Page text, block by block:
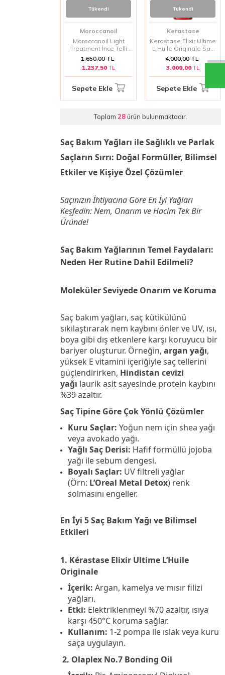
Tükendi
Moroccanoil
Moroccanoil Light
Treatment İnce Telli
veya Sarı Saçlar için
Hafif Bakım Yağı 50 ml
1.650,00TL
1.237,50TL
Sepete Ekle
Tükendi
Kerastase
Kerastase Elixir Ultime
L Huile Originale Saç
Bakım Yağı 100 Ml
4.000,00TL
3.000,00TL
Sepete Ekle
Toplam 28ürün bulunmaktadır.
Saç Bakım Yağları ile Sağlıklı ve Parlak
Saçların Sırrı: Doğal Formüller, Bilimsel
Etkiler ve Kişiye Özel Çözümler
Saçınızın İhtiyacına Göre En İyi Yağları
Keşfedin: Nem, Onarım ve Hacim Tek Bir
Üründe!
Saç Bakım Yağlarının Temel Faydaları:
Neden Her Rutine Dahil Edilmeli?
Moleküler Seviyede Onarım ve Koruma
Saç bakım yağları, saç kütikülünü
sıkılaştırarak nem kaybını önler ve UV, ısı,
boya gibi dış etkenlere karşı koruyucu bir
bariyer oluşturur. Örneğin, argan yağı,
yüksek E vitamini içeriğiyle saç tellerini
güçlendirirken, Hindistan cevizi
yağı laurik asit sayesinde protein kaybını
%39 azaltır.
Saç Tipine Göre Çok Yönlü Çözümler
Kuru Saçlar: Yoğun nem için shea yağı
veya avokado yağı.
Yağlı Saç Derisi: Hafif formüllü jojoba
yağı ile sebum dengesi.
Boyalı Saçlar: UV filtreli yağlar
(Örn: L’Oreal Metal Detox) renk
solmasını engeller.
En İyi 5 Saç Bakım Yağı ve Bilimsel
Etkileri
1. Kérastase Elixir Ultime L’Huile
Originale
İçerik: Argan, kamelya ve mısır filizi
yağları.
Etki: Elektriklenmeyi %70 azaltır, ısıya
karşı 450°C koruma sağlar.
Kullanım: 1-2 pompa ile ıslak veya kuru
saça uygulayın.
2. Olaplex No.7 Bonding Oil